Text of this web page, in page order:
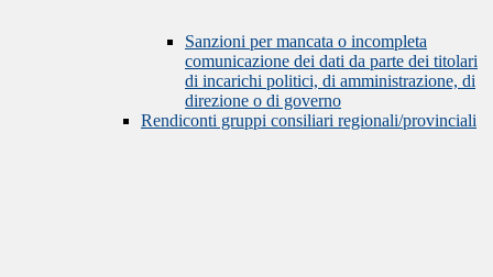
Sanzioni per mancata o incompleta
comunicazione dei dati da parte dei titolari
di incarichi politici, di amministrazione, di
direzione o di governo
Rendiconti gruppi consiliari regionali/provinciali